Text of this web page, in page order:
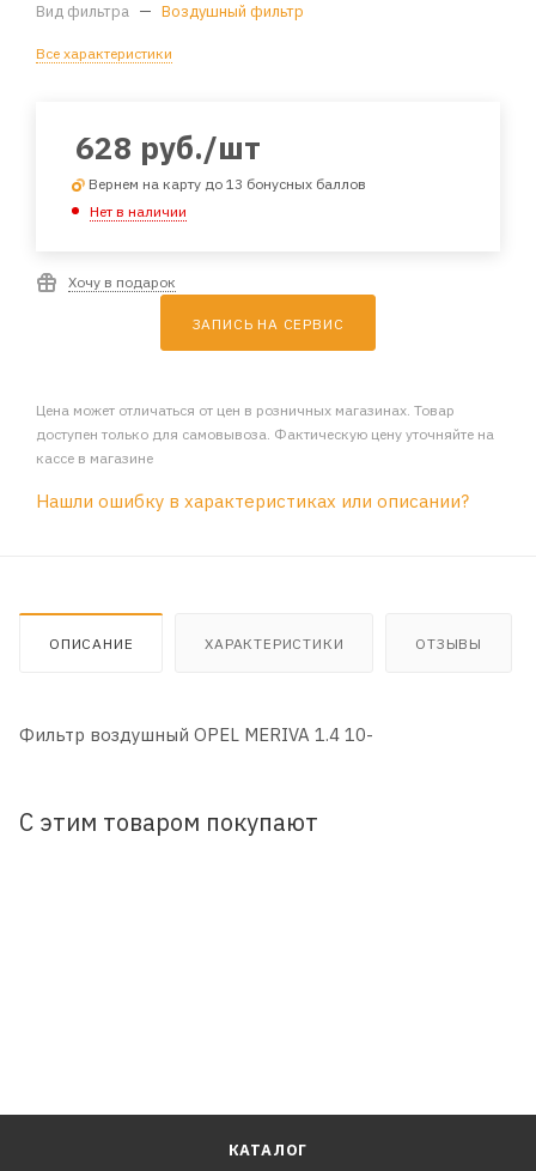
Вид фильтра — Воздушный фильтр
Все характеристики
628 руб./шт
Вернем на карту до 13 бонусных баллов
Нет в наличии
Хочу в подарок
ЗАПИСЬ НА СЕРВИС
Цена может отличаться от цен в розничных магазинах. Товар
доступен только для самовывоза. Фактическую цену уточняйте на
кассе в магазине
Нашли ошибку в характеристиках или описании?
ОПИСАНИЕ ХАРАКТЕРИСТИКИ ОТЗЫВЫ
Фильтр воздушный OPEL MERIVA 1.4 10-
С этим товаром покупают
КАТАЛОГ